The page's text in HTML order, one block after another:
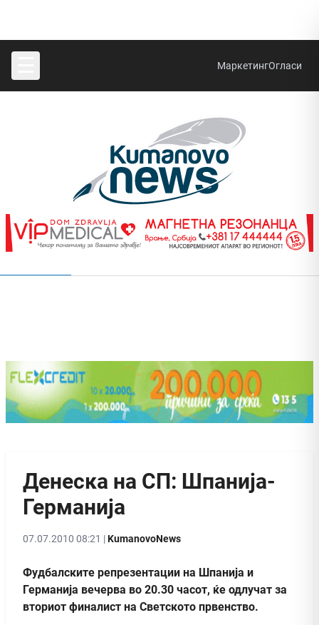
МаркетингОгласи
Денеска на СП: Шпанија-
Германија
07.07.2010 08:21 |KumanovoNews
Фудбалските репрезентации на Шпанија и
Германија вечерва во 20.30 часот, ќе одлучат за
вториот финалист на Светското првенство.